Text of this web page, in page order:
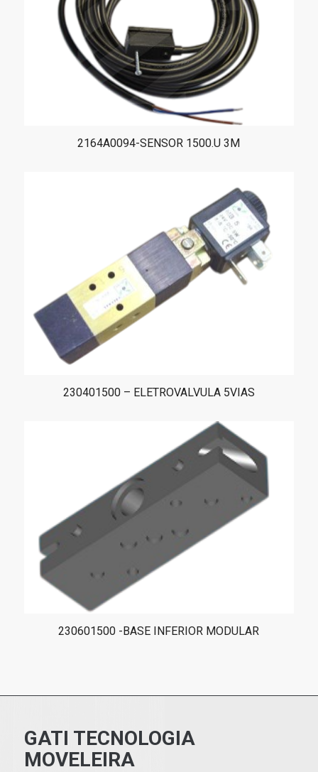
2164A0094-SENSOR 1500.U 3M
230401500 – ELETROVALVULA 5VIAS
230601500 -BASE INFERIOR MODULAR
GATI TECNOLOGIA
MOVELEIRA